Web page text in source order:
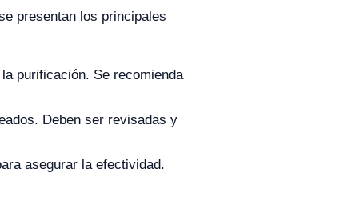
presentan los principales
purificación. Se recomienda
Deben ser revisadas y
asegurar la efectividad.